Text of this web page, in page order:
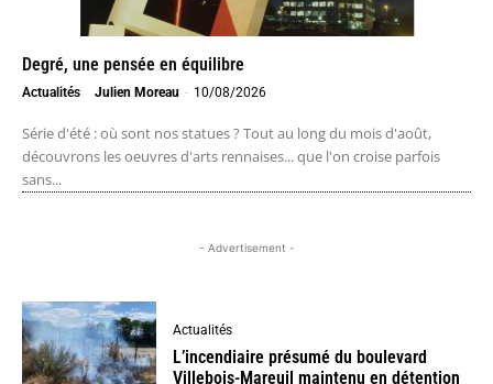
Degré, une pensée en équilibre
Actualités Julien Moreau - 10/08/2026
Série d'été : où sont nos statues ? Tout au long du mois d'août,
découvrons les oeuvres d'arts rennaises... que l'on croise parfois
sans...
- Advertisement -
Actualités
L’incendiaire présumé du boulevard
Villebois-Mareuil maintenu en détention